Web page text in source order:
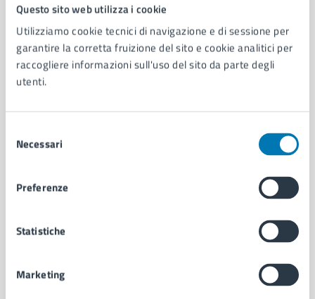
Questo sito web utilizza i cookie
Utilizziamo cookie tecnici di navigazione e di sessione per
garantire la corretta fruizione del sito e cookie analitici per
raccogliere informazioni sull'uso del sito da parte degli
utenti.
delNecessari
Preferenze
Statistiche
Marketing
Comune di Napoli
AMMINISTRAZIONE
Aree amministrative
Enti e fondazioni
Personale amministrativo
Ambiente